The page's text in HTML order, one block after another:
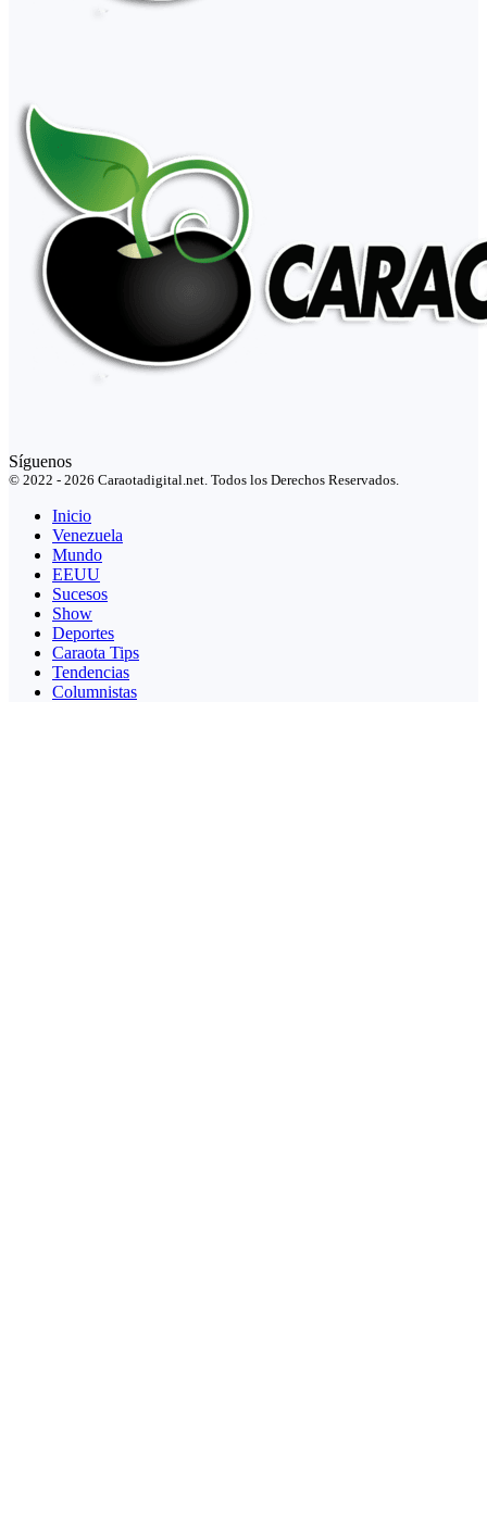
Síguenos
© 2022 - 2026 Caraotadigital.net. Todos los Derechos Reservados.
Inicio
Venezuela
Mundo
EEUU
Sucesos
Show
Deportes
Caraota Tips
Tendencias
Columnistas